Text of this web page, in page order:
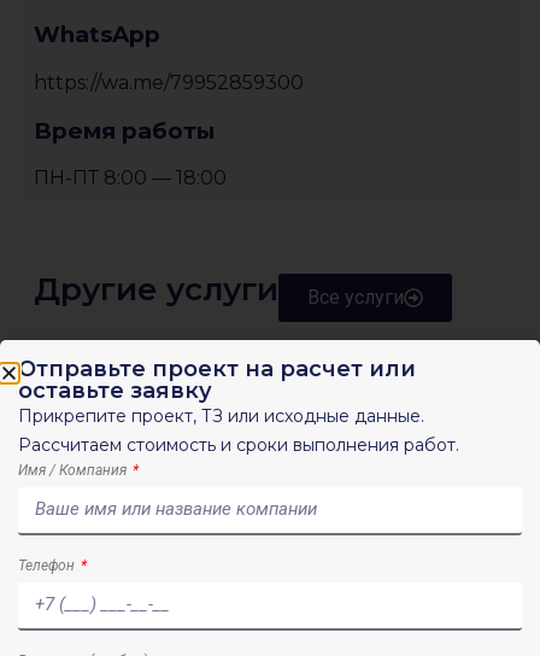
WhatsApp
https://wa.me/79952859300
Время работы
ПН-ПТ 8:00 — 18:00
Другие услуги Все услуги
Все
Геотехническое обоснование в
Отправьте проект на расчет или
оставьте заявку
Прикрепите проект, ТЗ или исходные данные.
Рассчитаем стоимость и сроки выполнения работ.
Имя / Компания
Телефон